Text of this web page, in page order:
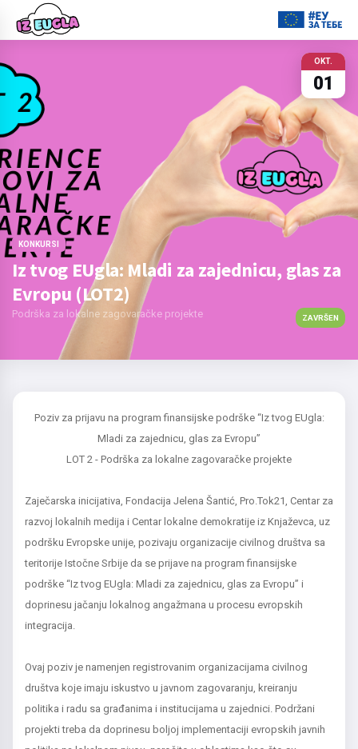
OKT.
01
KONKURSI
Iz tvog EUgla: Mladi za zajednicu, glas za
Evropu (LOT2)
Podrška za lokalne zagovaračke projekte ZAVRŠEN
Poziv za prijavu na program finansijske podrške “Iz tvog EUgla:
Mladi za zajednicu, glas za Evropu”
LOT 2 - Podrška za lokalne zagovaračke projekte
Zaječarska inicijativa, Fondacija Jelena Šantić, Pro.Tok21, Centar za
razvoj lokalnih medija i Centar lokalne demokratije iz Knjaževca, uz
podršku Evropske unije, pozivaju organizacije civilnog društva sa
teritorije Istočne Srbije da se prijave na program finansijske
podrške “Iz tvog EUgla: Mladi za zajednicu, glas za Evropu” i
doprinesu jačanju lokalnog angažmana u procesu evropskih
integracija.
Ovaj poziv je namenjen registrovanim organizacijama civilnog
društva koje imaju iskustvo u javnom zagovaranju, kreiranju
politika i radu sa građanima i institucijama u zajednici. Podržani
projekti treba da doprinesu boljoj implementaciji evropskih javnih